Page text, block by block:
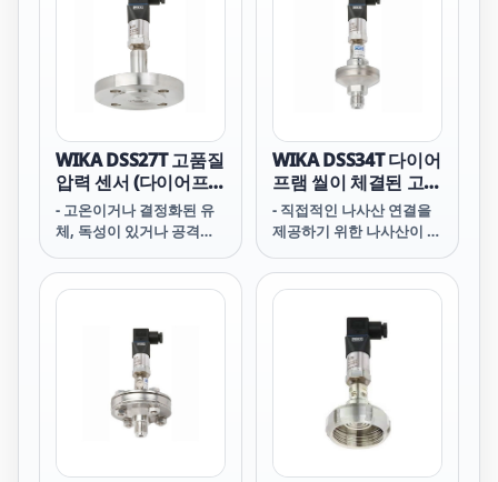
WIKA DSS27T 고품질
압력 센서 (다이어프
램 씰 마운트)
- 고온이거나 결정화된 유
체, 독성이 있거나 공격적
WIKA DSS34T 다이어
프램 씰이 체결된 고품
질 압력 센서
- 직접적인 나사산 연결을
제공하기 위한 나사산이 있